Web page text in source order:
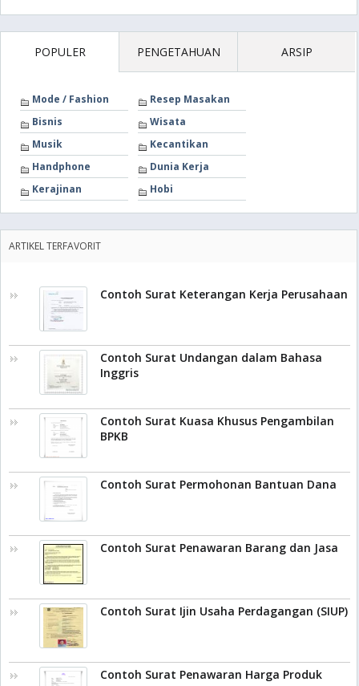
POPULER PENGETAHUAN ARSIP
Mode / Fashion
Resep Masakan
Bisnis
Wisata
Musik
Kecantikan
Handphone
Dunia Kerja
Kerajinan
Hobi
ARTIKEL TERFAVORIT
Contoh Surat Keterangan Kerja Perusahaan
Contoh Surat Undangan dalam Bahasa
Inggris
Contoh Surat Kuasa Khusus Pengambilan
BPKB
Contoh Surat Permohonan Bantuan Dana
Contoh Surat Penawaran Barang dan Jasa
Contoh Surat Ijin Usaha Perdagangan (SIUP)
Contoh Surat Penawaran Harga Produk